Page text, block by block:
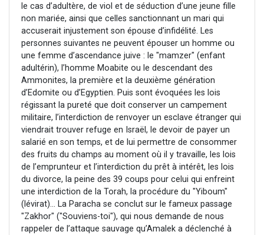
le cas d’adultère, de viol et de séduction d’une jeune fille
non mariée, ainsi que celles sanctionnant un mari qui
accuserait injustement son épouse d’infidélité. Les
personnes suivantes ne peuvent épouser un homme ou
une femme d’ascendance juive : le "mamzer" (enfant
adultérin), l’homme Moabite ou le descendant des
Ammonites, la première et la deuxième génération
d’Edomite ou d’Egyptien. Puis sont évoquées les lois
régissant la pureté que doit conserver un campement
militaire, l’interdiction de renvoyer un esclave étranger qui
viendrait trouver refuge en Israël, le devoir de payer un
salarié en son temps, et de lui permettre de consommer
des fruits du champs au moment où il y travaille, les lois
de l’emprunteur et l’interdiction du prêt à intérêt, les lois
du divorce, la peine des 39 coups pour celui qui enfreint
une interdiction de la Torah, la procédure du "Yiboum"
(lévirat)... La Paracha se conclut sur le fameux passage
"Zakhor" ("Souviens-toi"), qui nous demande de nous
rappeler de l’attaque sauvage qu’Amalek a déclenché à